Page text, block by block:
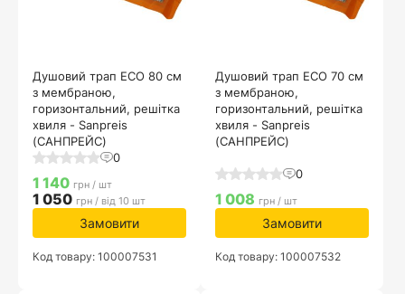
Душовий трап ECO 80 см
з мембраною,
горизонтальний, решітка
хвиля - Sanpreis
(САНПРЕЙС)
0
1 140 грн / шт
1 050 грн / від 10 шт
Замовити
Код товару: 100007531
Душовий трап ECO 70 см
з мембраною,
горизонтальний, решітка
хвиля - Sanpreis
(САНПРЕЙС)
0
1 008 грн / шт
Замовити
Код товару: 100007532